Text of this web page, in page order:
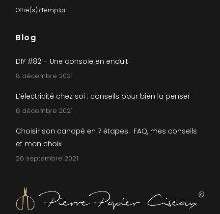
Offre(s) d’emploi
Blog
DIY #82 – Une console en enduit
8 décembre 2021
L’électricité chez soi : conseils pour bien la penser
6 décembre 2021
Choisir son canapé en 7 étapes : FAQ, mes conseils
et mon choix
26 septembre 2021